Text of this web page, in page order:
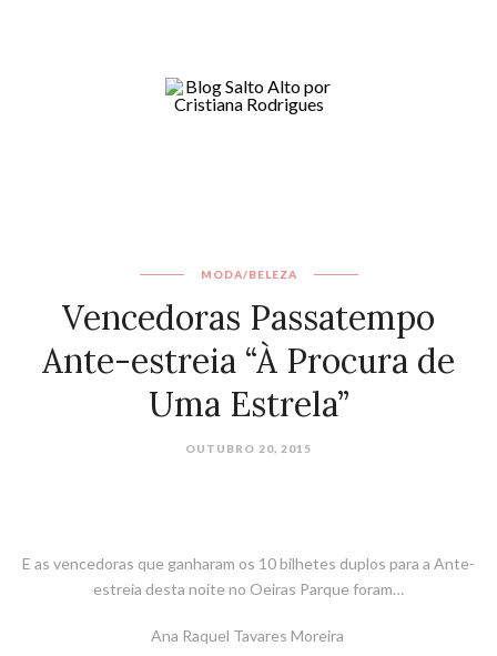
MODA/BELEZA
Vencedoras Passatempo
Ante-estreia “À Procura de
Uma Estrela”
OUTUBRO 20, 2015
E as vencedoras que ganharam os 10 bilhetes duplos para a Ante-
estreia desta noite no Oeiras Parque foram…
Ana Raquel Tavares Moreira